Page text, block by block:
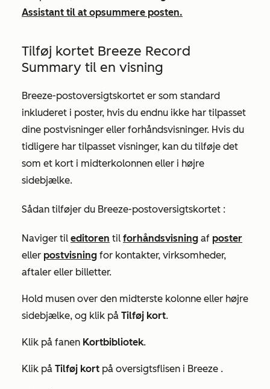
Assistant til at opsummere posten.
Tilføj kortet Breeze Record
Summary til en visning
Breeze-postoversigtskortet er som standard
inkluderet i poster, hvis du endnu ikke har tilpasset
dine postvisninger eller forhåndsvisninger. Hvis du
tidligere har tilpasset visninger, kan du tilføje det
som et kort i midterkolonnen eller i højre
sidebjælke.
Sådan tilføjer du Breeze-postoversigtskortet :
Naviger til editoren til forhåndsvisning af poster
eller postvisning for kontakter, virksomheder,
aftaler eller billetter.
Hold musen over den midterste kolonne eller højre
sidebjælke, og klik på Tilføj kort.
Klik på fanen Kortbibliotek.
Klik på Tilføj kort på oversigtsflisen i Breeze .